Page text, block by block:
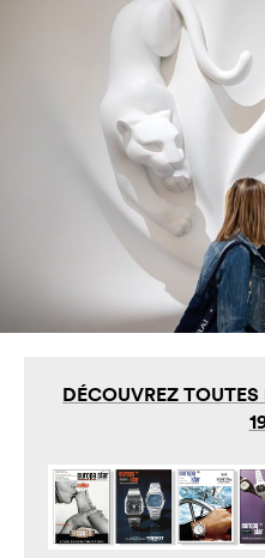
DÉCOUVREZ